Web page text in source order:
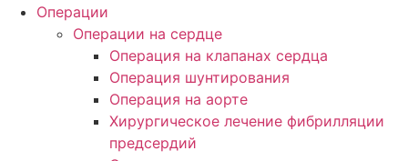
Операции
Операции на сердце
Операция на клапанах сердца
Операция шунтирования
Операция на аорте
Хирургическое лечение фибрилляции
предсердий